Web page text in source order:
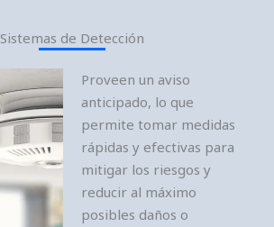
Sistemas de Detección
Proveen un aviso
anticipado, lo que
permite tomar medidas
rápidas y efectivas para
mitigar los riesgos y
reducir al máximo
posibles daños o